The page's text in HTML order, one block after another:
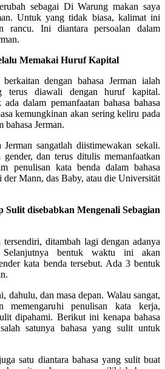
sebagai Di Warung makan saya
Untuk yang tidak biasa, kalimat ini
rancu. Ini diantara persoalan dalam
Memakai Huruf Kapital
dengan bahasa Jerman ialah
terus diawali dengan huruf kapital.
dalam pemanfaatan bahasa bahasa
kemungkinan akan sering keliru pada
bahasa Jerman.
sangatlah diistimewakan sekali.
dan terus ditulis memanfaatkan
penulisan kata benda dalam bahasa
der Mann, das Baby, atau die Universität
Sulit disebabkan Mengenali Sebagian
tersendiri, ditambah lagi dengan adanya
bentuk waktu ini akan
kata benda tersebut. Ada 3 bentuk
dahulu, dan masa depan. Walau sangat,
memengaruhi penulisan kata kerja,
dipahami. Berikut ini kenapa bahasa
satunya bahasa yang sulit untuk
satu diantara bahasa yang sulit buat